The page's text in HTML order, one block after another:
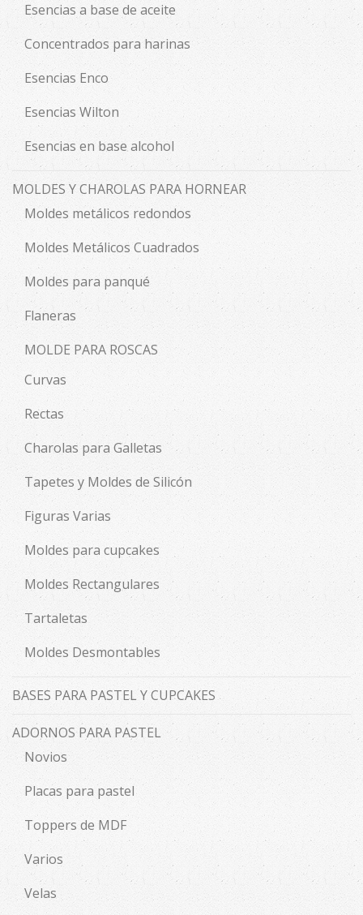
Esencias a base de aceite
Concentrados para harinas
Esencias Enco
Esencias Wilton
Esencias en base alcohol
MOLDES Y CHAROLAS PARA HORNEAR
Moldes metálicos redondos
Moldes Metálicos Cuadrados
Moldes para panqué
Flaneras
MOLDE PARA ROSCAS
Curvas
Rectas
Charolas para Galletas
Tapetes y Moldes de Silicón
Figuras Varias
Moldes para cupcakes
Moldes Rectangulares
Tartaletas
Moldes Desmontables
BASES PARA PASTEL Y CUPCAKES
ADORNOS PARA PASTEL
Novios
Placas para pastel
Toppers de MDF
Varios
Velas